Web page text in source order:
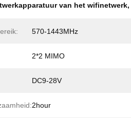
van het wifinetwerk,
570-1443MHz
2*2 MIMO
DC9-28V
2hour